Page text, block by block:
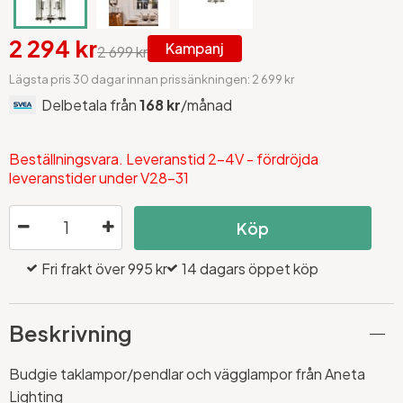
2 294 kr2 699 kr Kampanj
Lägsta pris 30 dagar innan prissänkningen: 2 699 kr
Delbetala från168 kr/månad
Beställningsvara. Leveranstid 2-4V - fördröjda
leveranstider under V28-31
Köp
Fri frakt över 995 kr 14 dagars öppet köp
Beskrivning
Budgie taklampor/pendlar och vägglampor från Aneta
Lighting